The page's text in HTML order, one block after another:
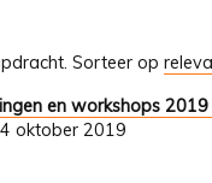
Sorteer op
en workshops
oktober 2019